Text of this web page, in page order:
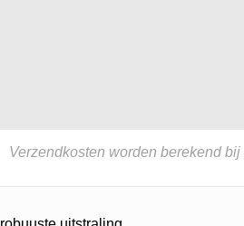
Verzendkosten worden berekend